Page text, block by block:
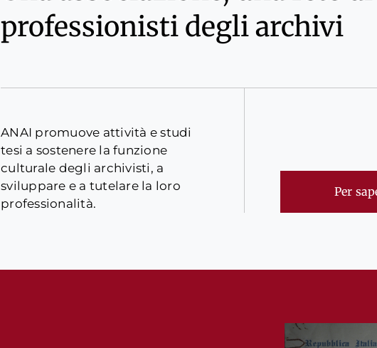
professionisti degli archivi
ANAI promuove attività e studi
tesi a sostenere la funzione
culturale degli archivisti, a
sviluppare e a tutelare la loro
professionalità.
Per